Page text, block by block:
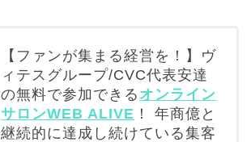
【ファンが集まる経営を！】ヴ
ィテスグループ/CVC代表安達
の無料で参加できる オンライン
サロンWEB ALIVE ！ 年商億と
継続的に達成し続けている集客